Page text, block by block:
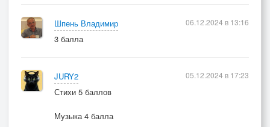
Шпень Владимир
3 балла
06.12.2024 в 13:16
JURY2
Стихи 5 баллов
Музыка 4 балла
05.12.2024 в 17:23